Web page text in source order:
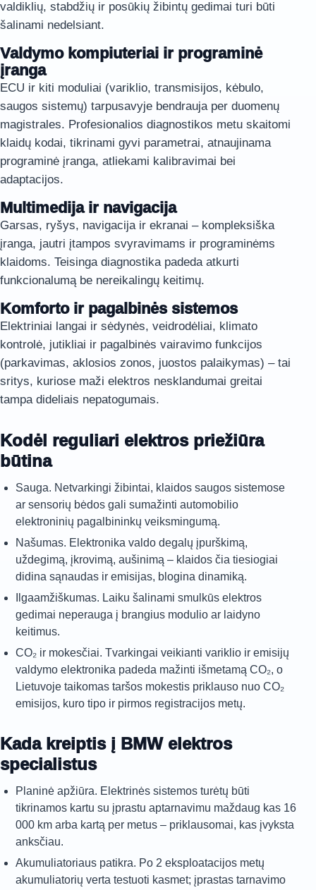
valdiklių, stabdžių ir posūkių žibintų gedimai turi būti
šalinami nedelsiant.
Valdymo kompiuteriai ir programinė
įranga
ECU ir kiti moduliai (variklio, transmisijos, kėbulo,
saugos sistemų) tarpusavyje bendrauja per duomenų
magistrales. Profesionalios diagnostikos metu skaitomi
klaidų kodai, tikrinami gyvi parametrai, atnaujinama
programinė įranga, atliekami kalibravimai bei
adaptacijos.
Multimedija ir navigacija
Garsas, ryšys, navigacija ir ekranai – kompleksiška
įranga, jautri įtampos svyravimams ir programinėms
klaidoms. Teisinga diagnostika padeda atkurti
funkcionalumą be nereikalingų keitimų.
Komforto ir pagalbinės sistemos
Elektriniai langai ir sėdynės, veidrodėliai, klimato
kontrolė, jutikliai ir pagalbinės vairavimo funkcijos
(parkavimas, aklosios zonos, juostos palaikymas) – tai
sritys, kuriose maži elektros nesklandumai greitai
tampa dideliais nepatogumais.
Kodėl reguliari elektros priežiūra
būtina
Sauga. Netvarkingi žibintai, klaidos saugos sistemose
ar sensorių bėdos gali sumažinti automobilio
elektroninių pagalbininkų veiksmingumą.
Našumas. Elektronika valdo degalų įpurškimą,
uždegimą, įkrovimą, aušinimą – klaidos čia tiesiogiai
didina sąnaudas ir emisijas, blogina dinamiką.
Ilgaamžiškumas. Laiku šalinami smulkūs elektros
gedimai neperauga į brangius modulio ar laidyno
keitimus.
CO₂ ir mokesčiai. Tvarkingai veikianti variklio ir emisijų
valdymo elektronika padeda mažinti išmetamą CO₂, o
Lietuvoje taikomas taršos mokestis priklauso nuo CO₂
emisijos, kuro tipo ir pirmos registracijos metų.
Kada kreiptis į BMW elektros
specialistus
Planinė apžiūra. Elektrinės sistemos turėtų būti
tikrinamos kartu su įprastu aptarnavimu maždaug kas 16
000 km arba kartą per metus – priklausomai, kas įvyksta
anksčiau.
Akumuliatoriaus patikra. Po 2 eksploatacijos metų
akumuliatorių verta testuoti kasmet; įprastas tarnavimo